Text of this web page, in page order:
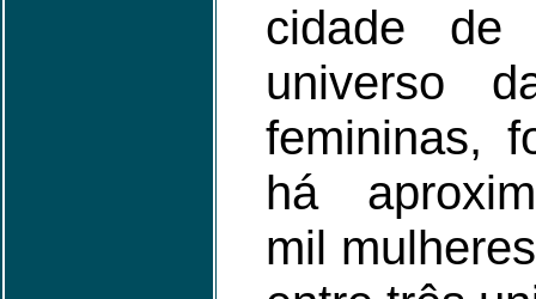
cidade
universo
femininas,
há
mil